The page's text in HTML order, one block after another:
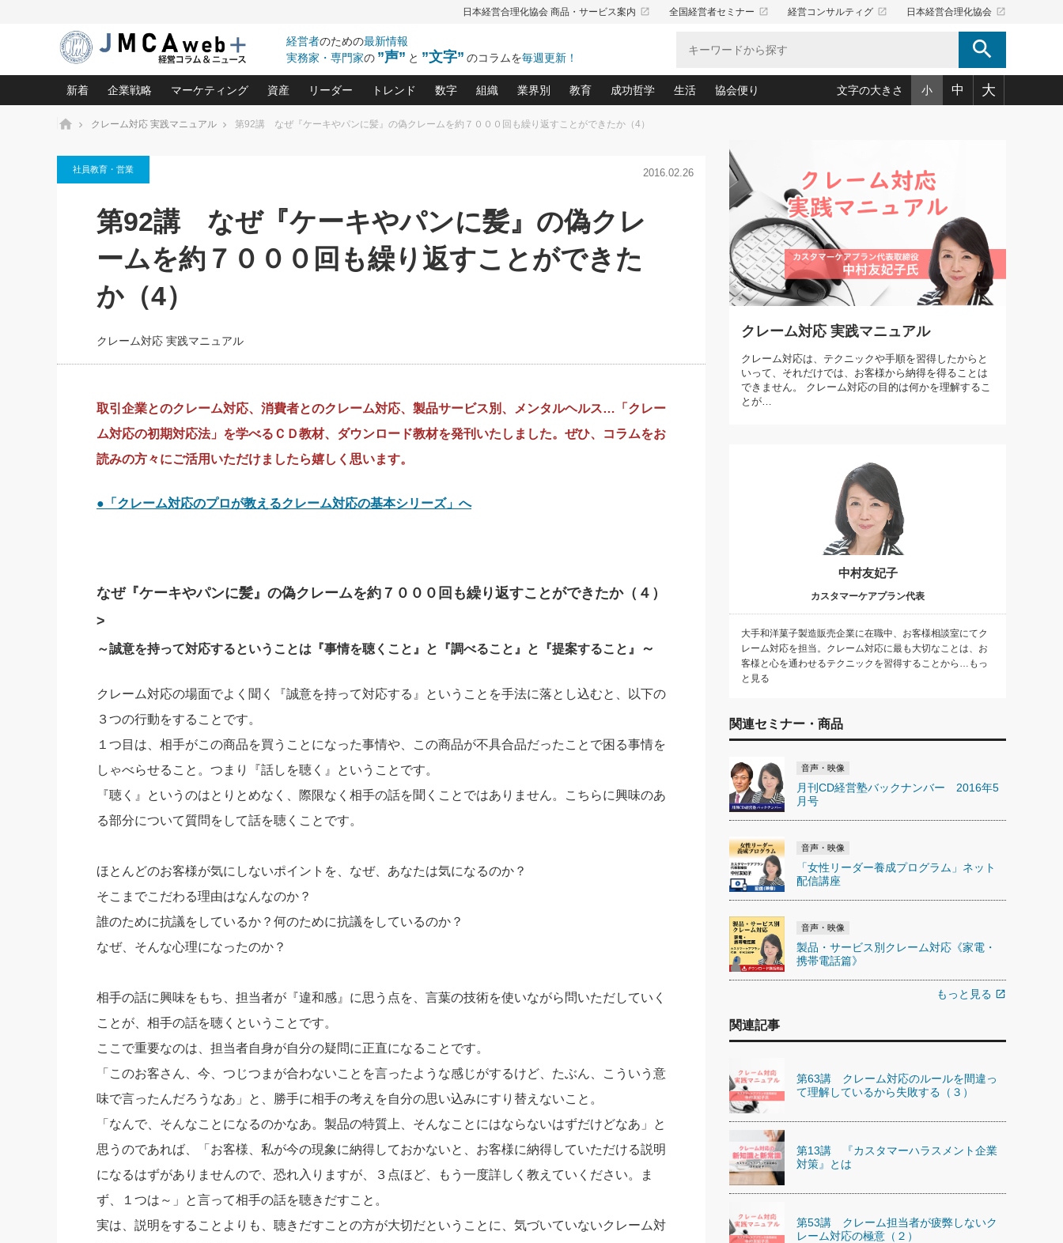
日本経営合理化協会 商品・サービス案内 launch 全国経営者セミナー launch 経営コンサルティグ launch 日本経営合理化協会 launch
経営者のための最新情報
実務家・専門家の ”声” と ”文字” のコラムを毎週更新！ search
新着
相談15：銀行がやたらと固定金
利を勧めてきます！やはり固定
がよいのでしょうか！
2026.08.7
う間にグローバル成長企業に」
FOOD & LIFE COMPANIES
2026.08.5
に生かし切る！
第86回 「言葉狩り」
もっとみる
企業戦略
中小企業の「１位づくり」戦略(96)
利益を最大化する「業務改善」横田尚哉氏(5)
強い会社を築く ビジネス・クリニック(240)
日本レーザー「人を大切にしながら利益を上げる経営」の極意
武器としてのM&A入門(3)
社長のための“儲かる通販”戦略視点(151)
マーケティング
ロングセラーの玉手箱(9)
大復活＆快進撃！ユニバーサルスタジオジャパンの成功要因と
は(5)
資産
中国経済の最新動向(204)
事業承継の前に、決めておきたい、知っておきたい、やってお
きたいコト(12)
会社と社長のための資産管理講座(95)
リーダー
ピョートル・F・グジバチの『経営戦略の新常識』(12)
指導者たる者かくあるべし(635)
朝礼・会議での「社長の３分間スピーチ」ネタ帳(159)
酒井英之の社長のビジョン実現道場(10)
トレンド
北村森の「今月のヒット商品」(109)
次の売れ筋をつかむ術(102)
社長のメシの種 4.0(206)
数字
おカネが残る決算書にするために、やっておきたいこと(34)
会社を守り抜くための緊急対策(100)
強い決算書の会社はココが違う！(36)
損益分岐点を下げる、Ｐ／Ｌ不況時代の新戦略(12)
組織
職場の生産性を下げるハラスメントの予防策(10)
賃金決定の定石(68)
顧客・社員・社会から支持される「ウェルビーイング経営入
門」(23)
業界別
大久保一彦の“流行る”お店の仕組みづくり(210)
柿内幸夫─社長のための現場改善(174)
教育
あなただからお願いしたいと思われる 気配りの達人(127)
クレーム対応 実践マニュアル(92)
クレーム対応の新知識と新常識(57)
デキル社員に育てる！ 社員教育の決め手(203)
東川鷹年の「中小企業の人育て」(38)
社長のための“全員営業”(30)
成功哲学
中国哲学に学ぶ 不況は会社守成の好機(38)
令和時代の「社長の人間力の磨き方」(86)
先人の名句名言の教え 東洋思想に学ぶ経営学(132)
渡部昇一の「日本の指導者たち」(32)
経営に活かす“十八史略”(30)
生活
おのころ心平の ──社長のための「か・ら・だマネジメント」
(50)
デジタルＡＶを味方に！新・仕事術(180)
リーダー脳の鍛え方(32)
ワインを楽しむ基礎レッスン(12)
必読！社長が読むべき今月の4冊(88)
眼と耳で楽しむ読書術(162)
社長の「氣」(30)
米国スポーツ・ビジネスに学ぶ心理学(98)
高橋一喜の『これぞ！"本物の温泉"』(157)
協会便り
「愛読者通信」著者インタビュー(44)
ビジネス見聞録 経営ニュース(100)
作間信司の経営無形庵(けいえいむぎょうあん)(166)
経営セミナー情報局(1)
繁栄への着眼点 牟田太陽(76)
講話を聞いて学ぼう 実学・耳学・磨く「ミミガク」のすすめ
(7)
文字の大きさ 小 中 大
ホーム クレーム対応 実践マニュアル 第92講 なぜ『ケーキやパンに髪』の偽クレームを約７０００回も繰り返すことができたか（4）
社員教育・営業 2016.02.26
第92講 なぜ『ケーキやパンに髪』の偽クレ
ームを約７０００回も繰り返すことができた
か（4）
クレーム対応 実践マニュアル
取引企業とのクレーム対応、消費者とのクレーム対応、製品サービス別、メンタルヘルス…「クレー
ム対応の初期対応法」を学べるＣＤ教材、ダウンロード教材を発刊いたしました。ぜひ、コラムをお
読みの方々にご活用いただけましたら嬉しく思います。
●「クレーム対応のプロが教えるクレーム対応の基本シリーズ」へ
なぜ『ケーキやパンに髪』の偽クレームを約７０００回も繰り返すことができたか（４）
>
～誠意を持って対応するということは『事情を聴くこと』と『調べること』と『提案すること』 ～
クレーム対応の場面でよく聞く『誠意を持って対応する』ということを手法に落とし込むと、以下の
３つの行動をすることです。
１つ目は、相手がこの商品を買うことになった事情や、この商品が不具合品だったことで困る事情を
しゃべらせること。つまり『話しを聴く』ということです。
『聴く』というのはとりとめなく、際限なく相手の話を聞くことではありません。こちらに興味のあ
る部分について質問をして話を聴くことです。
ほとんどのお客様が気にしないポイントを、なぜ、あなたは気になるのか？
そこまでこだわる理由はなんなのか？
誰のために抗議をしているか？何のために抗議をしているのか？
なぜ、そんな心理になったのか？
相手の話に興味をもち、担当者が『違和感』に思う点を、言葉の技術を使いながら問いただしていく
ことが、相手の話を聴くということです。
ここで重要なのは、担当者自身が自分の疑問に正直になることです。
「このお客さん、今、つじつまが合わないことを言ったような感じがするけど、たぶん、こういう意
味で言ったんだろうなあ」と、勝手に相手の考えを自分の思い込みにすり替えないこと。
「なんで、そんなことになるのかなあ。製品の特質上、そんなことにはならないはずだけどなあ」と
思うのであれば、「お客様、私が今の現象に納得しておかないと、お客様に納得していただける説明
になるはずがありませんので、恐れ入りますが、３点ほど、もう一度詳しく教えていください。ま
ず、１つは～」と言って相手の話を聴きだすこと。
実は、説明をすることよりも、聴きだすことの方が大切だということに、気づいていないクレーム対
クレーム対応 実践マニュアル
クレーム対応は、テクニックや手順を習得したからと
いって、それだけでは、お客様から納得を得ることは
できません。 クレーム対応の目的は何かを理解するこ
とが…
中村友妃子
カスタマーケアプラン代表
大手和洋菓子製造販売企業に在職中、お客様相談室にてク
レーム対応を担当。クレーム対応に最も大切なことは、お
客様と心を通わせるテクニックを習得することから…もっ
と見る
関連セミナー・商品
音声・映像
月刊CD経営塾バックナンバー 2016年5
月号
音声・映像
「女性リーダー養成プログラム」ネット
配信講座
音声・映像
製品・サービス別クレーム対応《家電・
携帯電話篇》
もっと見る open_in_new
関連記事
第63講 クレーム対応のルールを間違っ
て理解しているから失敗する（３）
第13講 『カスタマーハラスメント企業
対策』とは
第53講 クレーム担当者が疲弊しないク
レーム対応の極意（２）